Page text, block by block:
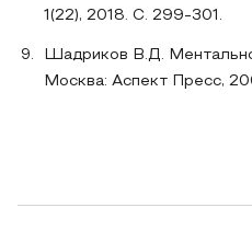
1(22), 2018. С. 299-301.
Шадриков В.Д.
Москва: Аспект Пресс,